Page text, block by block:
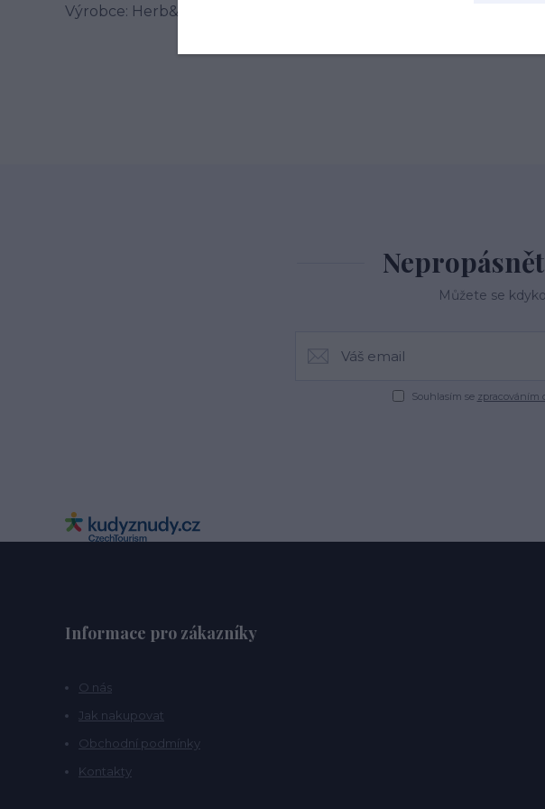
Výrobce: Herb&Spice market s.r.o. , Jablonského tř.113,Kardašova
Můžete se
Souhlasím se zpracováním
Informace pro zákazníky
O nás
Jak nakupovat
Obchodní podmínky
Kontakty